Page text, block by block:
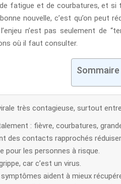
fatigue et de courbatures, et si
nouvelle, c’est qu’on peut
n’est pas seulement de
où il faut consulter.
Sommaire
très contagieuse, surtout
: fièvre, courbatures,
des contacts rapprochés
les personnes à risque.
car c’est un virus.
aident à mieux